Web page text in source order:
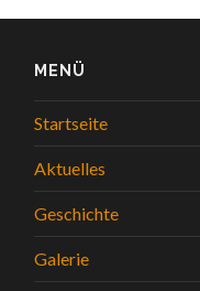
MENÜ
Startseite
Aktuelles
Geschichte
Galerie